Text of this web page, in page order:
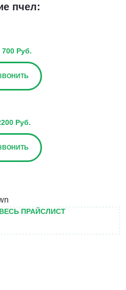
пчел:
700 Руб.
Руб.
ПРАЙСЛИСТ